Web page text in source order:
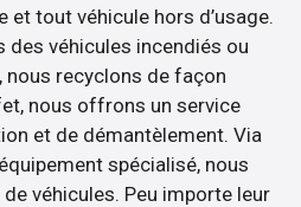
et tout véhicule hors d’usage.
des véhicules incendiés ou
nous recyclons de façon
nous offrons un service
et de démantèlement. Via
spécialisé, nous
véhicules. Peu importe leur